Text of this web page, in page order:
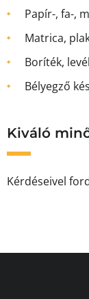
Papír-, fa-,
Matrica,
Boríték,
Bélyegző
Kiváló
Kérdéseivel